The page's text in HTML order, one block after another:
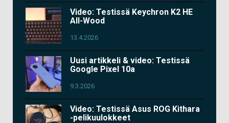
Video: Testissä Keychron K2 HE
All-Wood
13.4.2026
Uusi artikkeli & video: Testissä
Google Pixel 10a
9.3.2026
Video: Testissä Asus ROG Kithara
-pelikuulokkeet